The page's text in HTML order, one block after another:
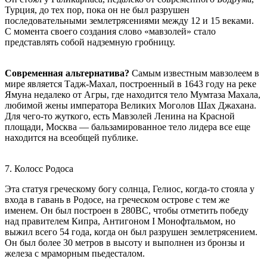
Турция, до тех пор, пока он не был разрушен
последовательными землетрясениями между 12 и 15 веками.
С момента своего создания слово «мавзолей» стало
представлять собой надземную гробницу.
Современная альтернатива? Самым известным мавзолеем в
мире является Тадж-Махал, построенный в 1643 году на реке
Ямуна недалеко от Агры, где находится тело Мумтаза Махала,
любимой жены императора Великих Моголов Шах Джахана.
Для чего-то жуткого, есть Мавзолей Ленина на Красной
площади, Москва — бальзамированное тело лидера все еще
находится на всеобщей публике.
7. Колосс Родоса
Эта статуя греческому богу солнца, Гелиос, когда-то стояла у
входа в гавань в Родосе, на греческом острове с тем же
именем. Он был построен в 280BC, чтобы отметить победу
над правителем Кипра, Антигоном I Монофтальмом, но
выжил всего 54 года, когда он был разрушен землетрясением.
Он был более 30 метров в высоту и выполнен из бронзы и
железа с мраморным пьедесталом.